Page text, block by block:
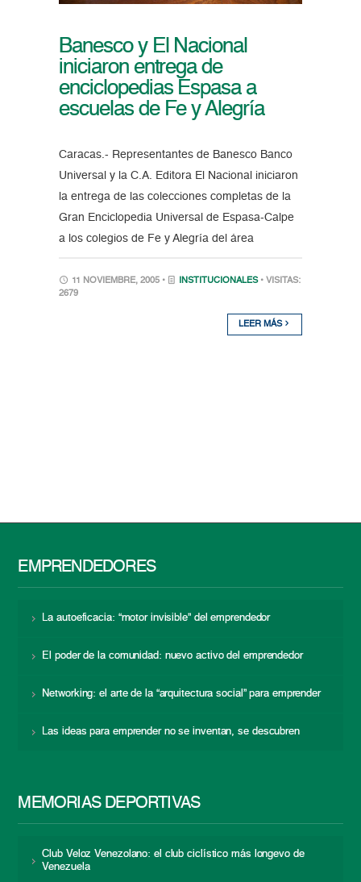
Banesco y El Nacional
iniciaron entrega de
enciclopedias Espasa a
escuelas de Fe y Alegría
Caracas.- Representantes de Banesco Banco
Universal y la C.A. Editora El Nacional iniciaron
la entrega de las colecciones completas de la
Gran Enciclopedia Universal de Espasa-Calpe
a los colegios de Fe y Alegría del área
11 NOVIEMBRE, 2005 • INSTITUCIONALES • VISITAS:
2679
LEER MÁS
EMPRENDEDORES
La autoeficacia: “motor invisible” del emprendedor
El poder de la comunidad: nuevo activo del emprendedor
Networking: el arte de la “arquitectura social” para emprender
Las ideas para emprender no se inventan, se descubren
MEMORIAS DEPORTIVAS
Club Veloz Venezolano: el club ciclístico más longevo de
Venezuela